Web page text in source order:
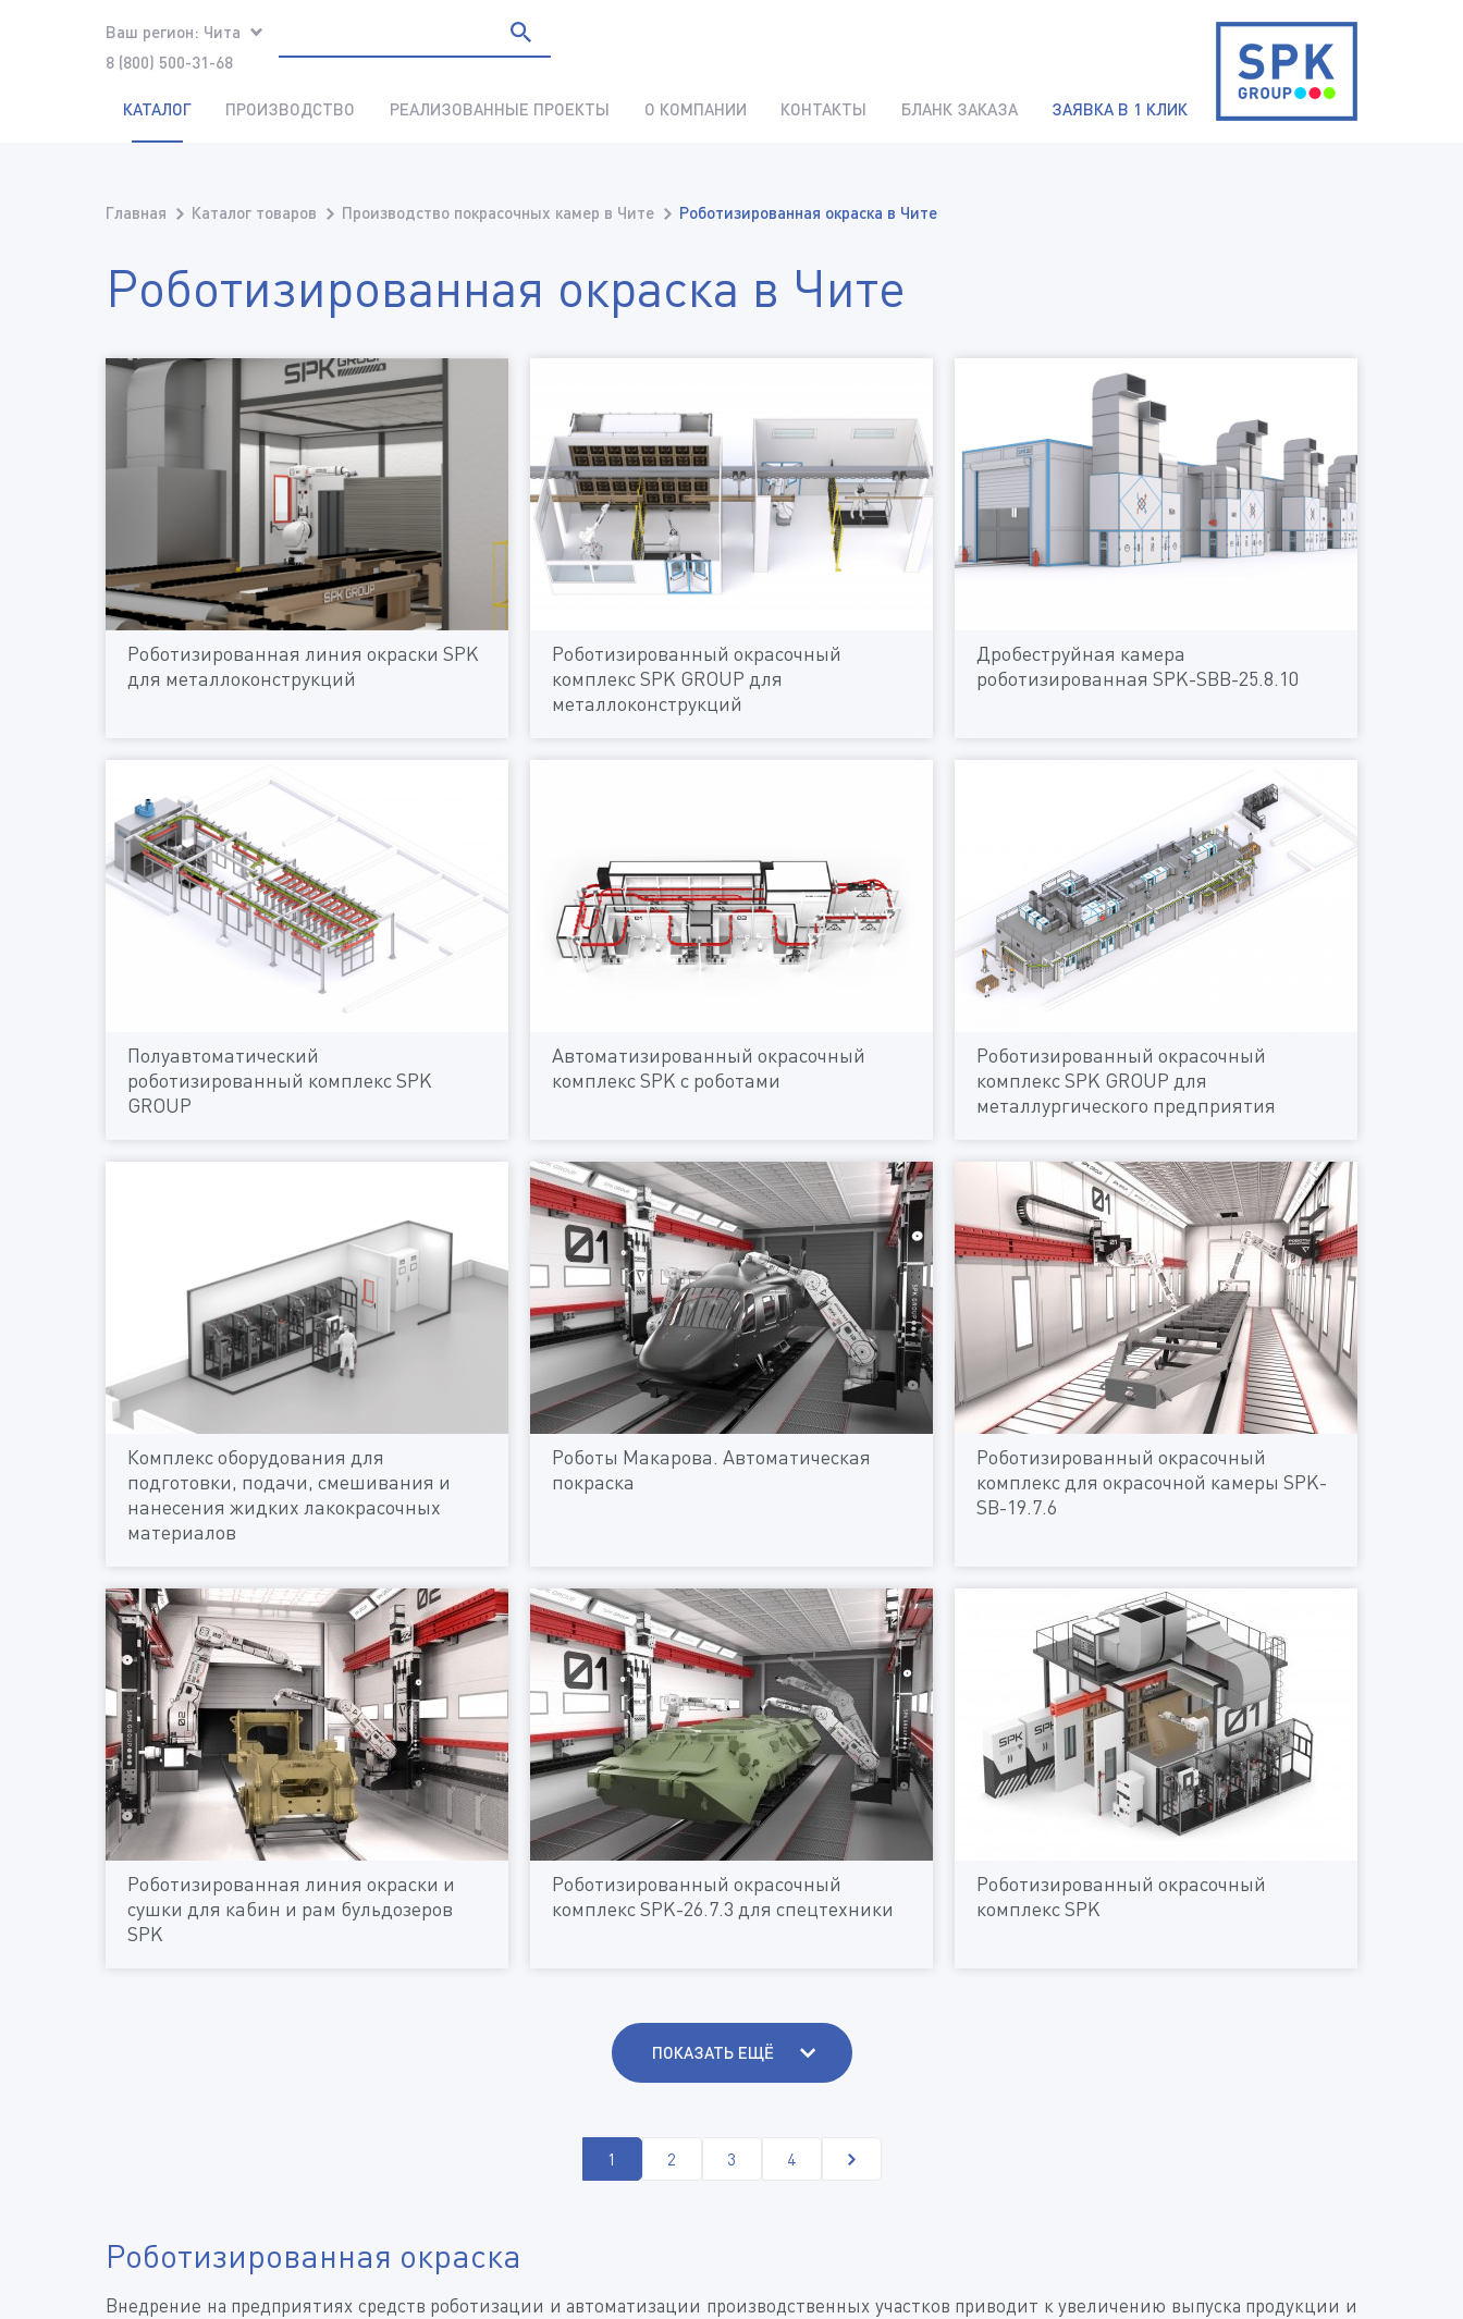
Ваш регион: Чита
8 (800) 500-31-68
КАТАЛОГ ПРОИЗВОДСТВО РЕАЛИЗОВАННЫЕ ПРОЕКТЫ О КОМПАНИИ КОНТАКТЫ БЛАНК ЗАКАЗА ЗАЯВКА В 1 КЛИК
Главная Каталог товаров Производство покрасочных камер в Чите Роботизированная окраска в Чите
Роботизированная окраска в Чите
Роботизированная линия окраски SPK
для металлоконструкций
Роботизированный окрасочный
комплекс SPK GROUP для
металлоконструкций
Дробеструйная камера
роботизированная SPK-SBB-25.8.10
Полуавтоматический
роботизированный комплекс SPK
GROUP
Автоматизированный окрасочный
комплекс SPK с роботами
Роботизированный окрасочный
комплекс SPK GROUP для
металлургического предприятия
Комплекс оборудования для
подготовки, подачи, смешивания и
нанесения жидких лакокрасочных
материалов
Роботы Макарова. Автоматическая
покраска
Роботизированный окрасочный
комплекс для окрасочной камеры SPK-
SB-19.7.6
Роботизированная линия окраски и
сушки для кабин и рам бульдозеров
SPK
Роботизированный окрасочный
комплекс SPK-26.7.3 для спецтехники
Роботизированный окрасочный
комплекс SPK
ПОКАЗАТЬ ЕЩЁ
1 2 3 4
Роботизированная окраска
Внедрение на предприятиях средств роботизации и автоматизации производственных участков приводит к увеличению выпуска продукции и